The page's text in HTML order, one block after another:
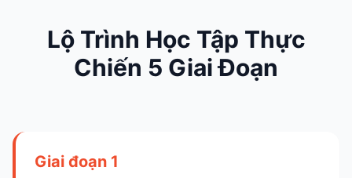
Lộ Trình Học Tập Thực
Chiến 5 Giai Đoạn
Giai đoạn 1